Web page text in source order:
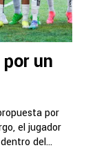
un
por
el jugador
del...